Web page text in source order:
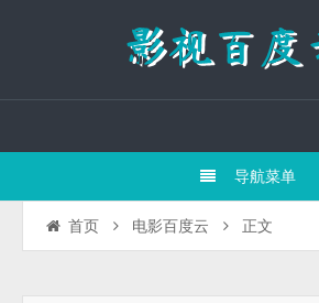
导航菜单
首页 电影百度云 正文